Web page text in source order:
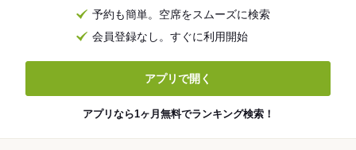
予約も簡単。空席をスムーズに検索
会員登録なし。すぐに利用開始
アプリで開く
アプリなら1ヶ月無料でランキング検索！